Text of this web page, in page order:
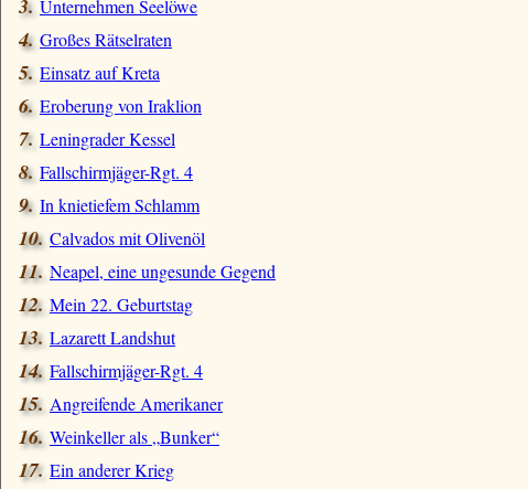
Unternehmen Seelöwe
Großes Rätselraten
Einsatz auf Kreta
Eroberung von Iraklion
Leningrader Kessel
Fallschirmjäger-Rgt. 4
In knietiefem Schlamm
Calvados mit Olivenöl
Neapel, eine ungesunde Gegend
Mein 22. Geburtstag
Lazarett Landshut
Fallschirmjäger-Rgt. 4
Angreifende Amerikaner
Weinkeller als Bunker
Ein anderer Krieg